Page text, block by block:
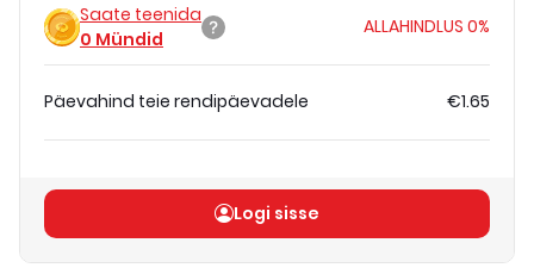
Saate teenida
0 Mündid
ALLAHINDLUS 0%
Päevahind teie rendipäevadele €1.65
Logi sisse